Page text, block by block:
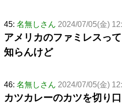
45: 名無しさん 2024/07/05(金)
アメリカのファミレスっ
知らんけど
46: 名無しさん 2024/07/05(金)
カツカレーのカツを切り